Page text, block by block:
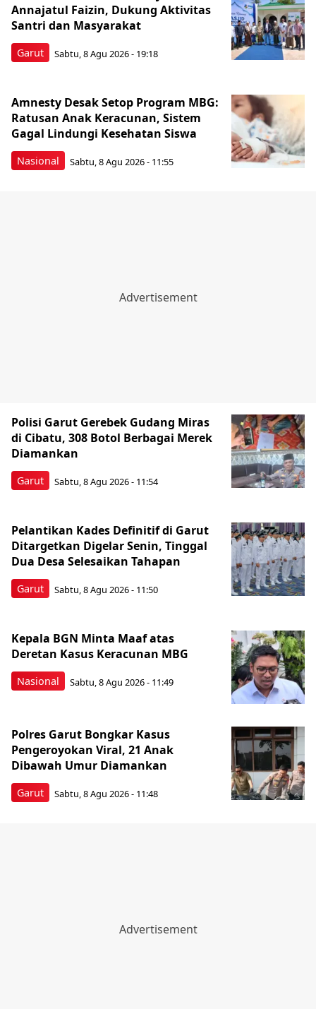
Garut
Annajatul Faizin, Dukung Aktivitas
Santri dan Masyarakat
Sabtu, 8 Agu 2026 - 19:18
Nasional
Amnesty Desak Setop Program MBG:
Ratusan Anak Keracunan, Sistem
Gagal Lindungi Kesehatan Siswa
Sabtu, 8 Agu 2026 - 11:55
Garut
Polisi Garut Gerebek Gudang Miras
di Cibatu, 308 Botol Berbagai Merek
Diamankan
Sabtu, 8 Agu 2026 - 11:54
Garut
Pelantikan Kades Definitif di Garut
Ditargetkan Digelar Senin, Tinggal
Dua Desa Selesaikan Tahapan
Sabtu, 8 Agu 2026 - 11:50
Nasional
Kepala BGN Minta Maaf atas
Deretan Kasus Keracunan MBG
Sabtu, 8 Agu 2026 - 11:49
Garut
Polres Garut Bongkar Kasus
Pengeroyokan Viral, 21 Anak
Dibawah Umur Diamankan
Sabtu, 8 Agu 2026 - 11:48